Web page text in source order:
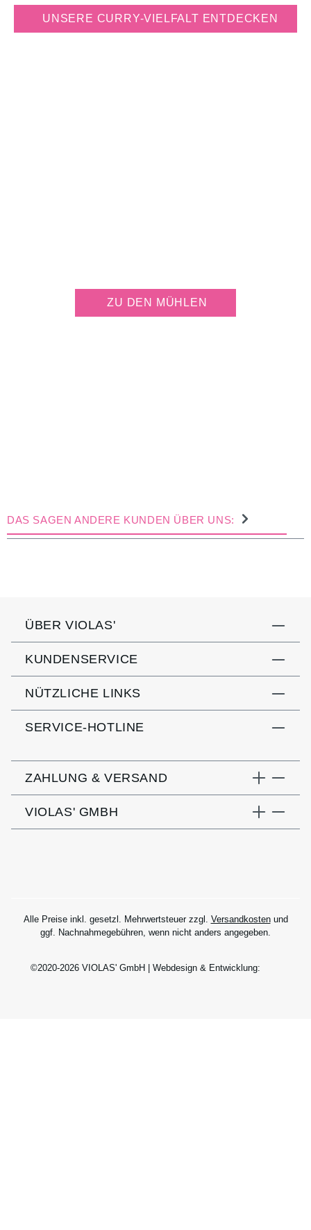
UNSERE CURRY-VIELFALT ENTDECKEN
ZU DEN MÜHLEN
DAS SAGEN ANDERE KUNDEN ÜBER UNS:
ÜBER VIOLAS'
KUNDENSERVICE
NÜTZLICHE LINKS
SERVICE-HOTLINE
ZAHLUNG & VERSAND
VIOLAS' GMBH
Alle Preise inkl. gesetzl. Mehrwertsteuer zzgl. Versandkostenund
ggf. Nachnahmegebühren, wenn nicht anders angegeben.
©2020-2026 VIOLAS' GmbH | Webdesign & Entwicklung: